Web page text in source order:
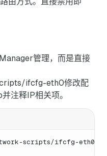
管理，而是直接
ifcfg-eth0修改配
注释IP相关项。
scripts/ifcfg-eth0